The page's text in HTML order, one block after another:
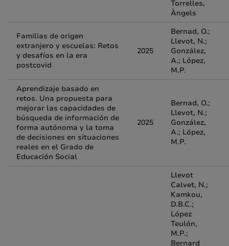
Torrelles,
Àngels
Familias de origen
extranjero y escuelas: Retos
y desafíos en la era
postcovid
2025
Bernad, O.;
Llevot, N.;
González,
A.; López,
M.P.
Aprendizaje basado en
retos. Una propuesta para
mejorar las capacidades de
búsqueda de información de
forma autónoma y la toma
de decisiones en situaciones
reales en el Grado de
Educación Social
2025
Bernad, O.;
Llevot, N.;
González,
A.; López,
M.P.
Llevot
Calvet, N.;
Kamkou,
D.B.C.;
López
Teulón,
M.P.;
Bernard